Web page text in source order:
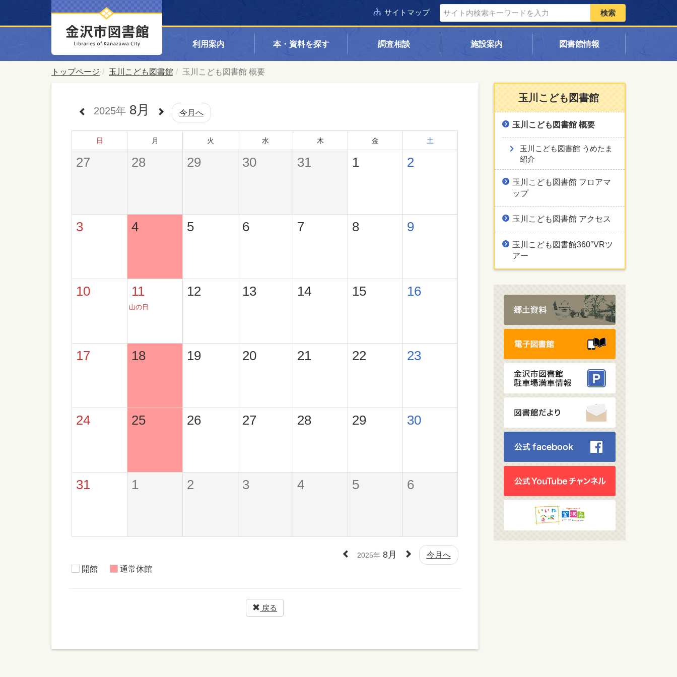
サイトマップ 検索
利用案内 本・資料を探す 調査相談 施設案内 図書館情報
トップページ 玉川こども図書館 玉川こども図書館 概要
2025年 8月 今月へ
日 月 火 水 木 金 土
27 28 29 30 31 1 2
3 4 5 6 7 8 9
10 11
山の日
12 13 14 15 16
17 18 19 20 21 22 23
24 25 26 27 28 29 30
31 1 2 3 4 5 6
2025年8月
今月へ
開館
通常休館
戻る
玉川こども図書館
玉川こども図書館 概要
玉川こども図書館 うめたま
紹介
玉川こども図書館 フロアマ
ップ
玉川こども図書館 アクセス
玉川こども図書館360°VRツ
アー